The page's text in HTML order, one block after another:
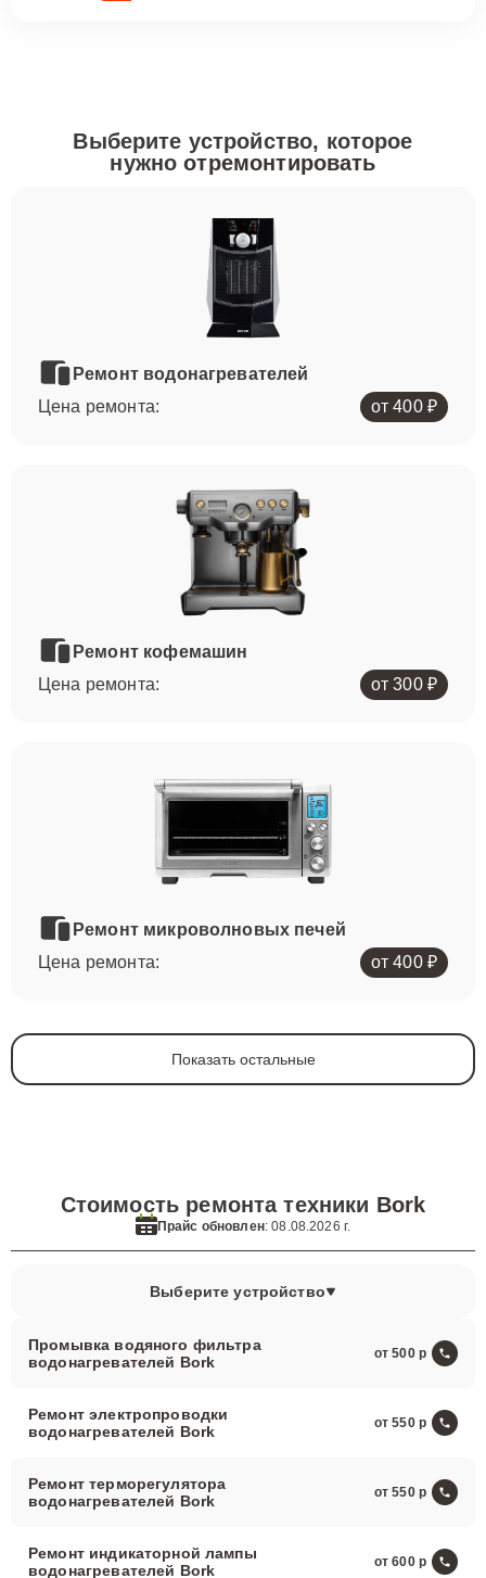
Выберите устройство, которое
нужноотремонтировать
Ремонт водонагревателей
Цена ремонта:
от 400 ₽
Ремонт кофемашин
Цена ремонта:
от 300 ₽
Ремонт микроволновых печей
Цена ремонта:
от 400 ₽
Показать остальные
Стоимость ремонта техники Bork
Прайс обновлен: 08.08.2026 г.
Выберите устройство
Промывка водяного фильтра
водонагревателей Bork
от 500
Ремонт электропроводки
водонагревателей Bork
от 550
Ремонт терморегулятора
водонагревателей Bork
от 550
Ремонт индикаторной лампы
водонагревателей Bork
от 600